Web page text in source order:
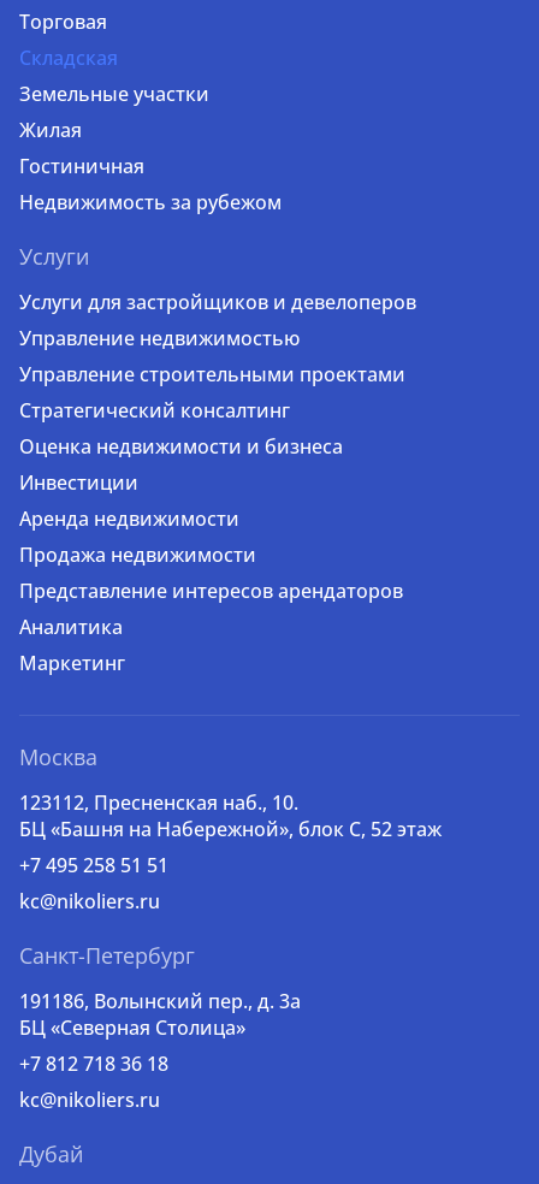
Торговая
Складская
Земельные участки
Жилая
Гостиничная
Недвижимость за рубежом
Услуги
Услуги для застройщиков и девелоперов
Управление недвижимостью
Управление строительными проектами
Стратегический консалтинг
Оценка недвижимости и бизнеса
Инвестиции
Аренда недвижимости
Продажа недвижимости
Представление интересов арендаторов
Аналитика
Маркетинг
Москва
123112, Пресненская наб., 10.
БЦ «Башня на Набережной», блок С, 52 этаж
+7 495 258 51 51
kc@nikoliers.ru
Санкт-Петербург
191186, Волынский пер., д. 3a
БЦ «Северная Столица»
+7 812 718 36 18
kc@nikoliers.ru
Дубай